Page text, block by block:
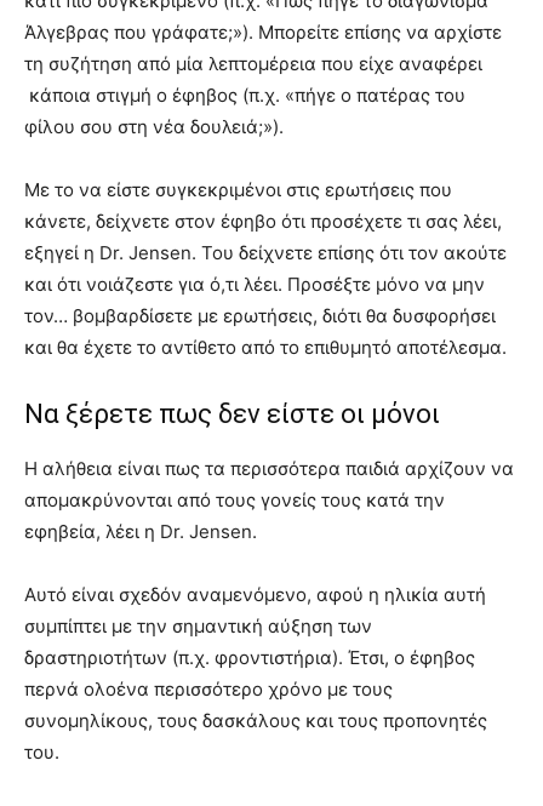
Άλγεβρας που γράφατε;»). Μπορείτε επίσης να αρχίστε
τη συζήτηση από μία λεπτομέρεια που είχε αναφέρει
κάποια στιγμή ο έφηβος (π.χ. «πήγε ο πατέρας του
φίλου σου στη νέα δουλειά;»).
Με το να είστε συγκεκριμένοι στις ερωτήσεις που
κάνετε, δείχνετε στον έφηβο ότι προσέχετε τι σας λέει,
εξηγεί η Dr. Jensen. Του δείχνετε επίσης ότι τον ακούτε
και ότι νοιάζεστε για ό,τι λέει. Προσέξτε μόνο να μην
τον… βομβαρδίσετε με ερωτήσεις, διότι θα δυσφορήσει
και θα έχετε το αντίθετο από το επιθυμητό αποτέλεσμα.
Να ξέρετε πως δεν είστε οι μόνοι
Η αλήθεια είναι πως τα περισσότερα παιδιά αρχίζουν να
απομακρύνονται από τους γονείς τους κατά την
εφηβεία, λέει η Dr. Jensen.
Αυτό είναι σχεδόν αναμενόμενο, αφού η ηλικία αυτή
συμπίπτει με την σημαντική αύξηση των
δραστηριοτήτων (π.χ. φροντιστήρια). Έτσι, ο έφηβος
περνά ολοένα περισσότερο χρόνο με τους
συνομηλίκους, τους δασκάλους και τους προπονητές
του.